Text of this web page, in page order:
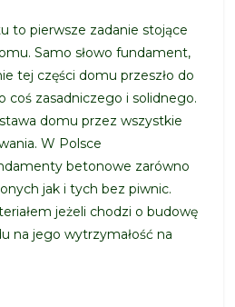
to pierwsze zadanie stojące
Samo słowo fundament,
tej części domu przeszło do
coś zasadniczego i solidnego.
domu przez wszystkie
W Polsce
betonowe zarówno
jak i tych bez piwnic.
jeżeli chodzi o budowę
na jego wytrzymałość na